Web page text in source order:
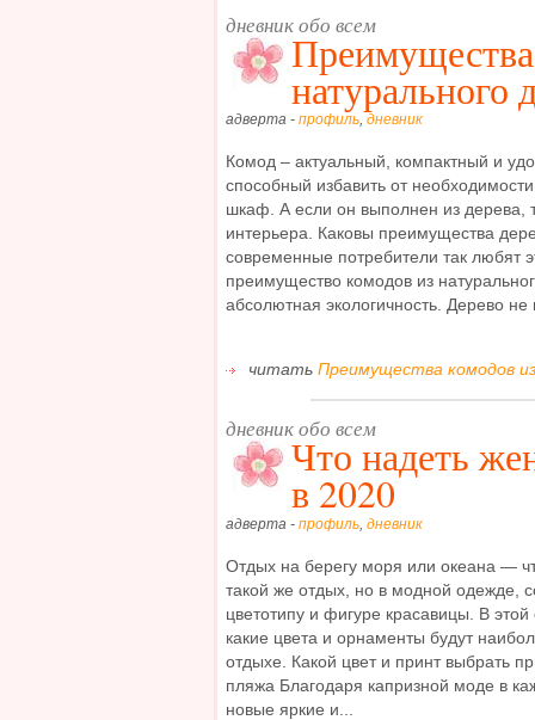
дневник обо всем
натурального
адверта - профиль, дневник
Комод – актуальный, компактный и
способный избавить от
шкаф. А если он выполнен из дерева,
интерьера. Каковы преимущества
современные потребители так любят
преимущество комодов из
абсолютная экологичность. Дерево не
читать Преимущества комодов
дневник обо всем
Что надеть
в 2020
адверта - профиль, дневник
Отдых на берегу моря или океана —
такой же отдых, но в модной одежде,
цветотипу и фигуре красавицы. В этой
какие цвета и орнаменты будут
отдыхе. Какой цвет и принт выбрать
пляжа Благодаря капризной моде в
новые яркие и...